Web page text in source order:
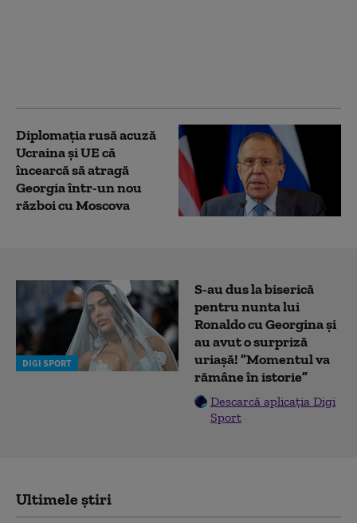
Diplomaţia rusă acuză
Ucraina şi UE că
încearcă să atragă
Georgia într-un nou
război cu Moscova
DIGI SPORT
S-au dus la biserică
pentru nunta lui
Ronaldo cu Georgina și
au avut o surpriză
uriașă! ”Momentul va
rămâne în istorie”
Descarcă aplicația Digi
Sport
Ultimele știri